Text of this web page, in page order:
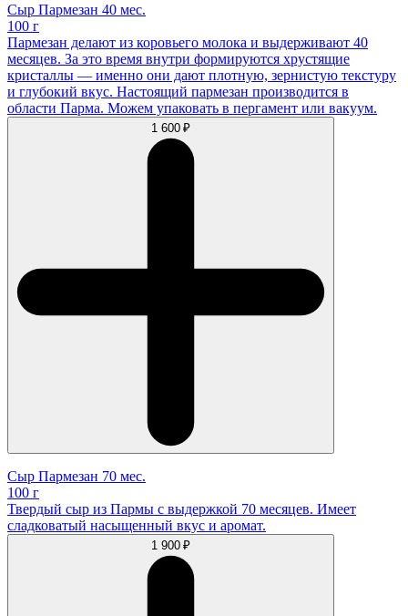
Сыр Пармезан 40 мес.
100 г
Пармезан делают из коровьего молока и выдерживают 40
месяцев. За это время внутри формируются хрустящие
кристаллы — именно они дают плотную, зернистую текстуру
и глубокий вкус. Настоящий пармезан производится в
области Парма. Можем упаковать в пергамент или вакуум.
1 600 ₽
Сыр Пармезан 70 мес.
100 г
Твердый сыр из Пармы с выдержкой 70 месяцев. Имеет
сладковатый насыщенный вкус и аромат.
1 900 ₽